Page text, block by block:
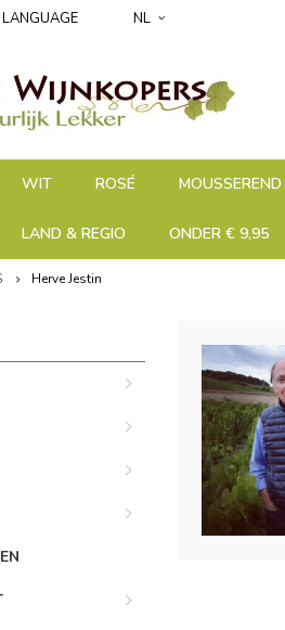
NL
WIT ROSÉ MOUSSEREND
LAND & REGIO ONDER € 9,95
Herve Jestin